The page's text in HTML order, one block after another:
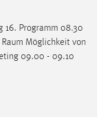
16. Programm 08.30
Raum Möglichkeit von
09.00 - 09.10